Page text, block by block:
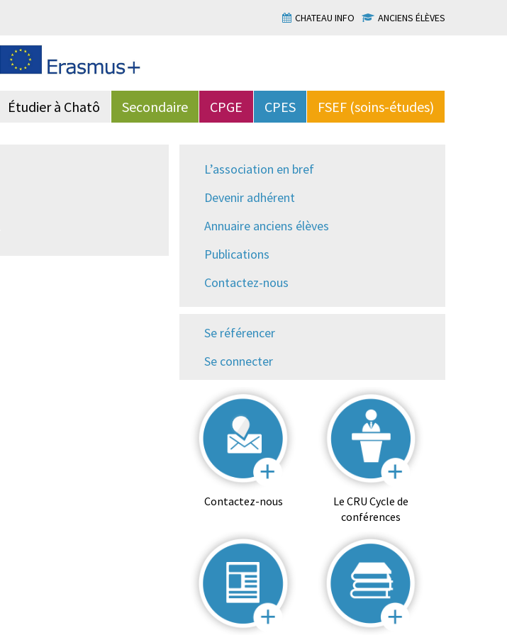
CHATEAU INFO ANCIENS ÉLÈVES
Étudier à Chatô Secondaire CPGE CPES FSEF (soins-études)
L’association en bref
Devenir adhérent
Annuaire anciens élèves
Publications
Contactez-nous
Se référencer
Se connecter
Contactez-nous
Le CRU Cycle de
conférences